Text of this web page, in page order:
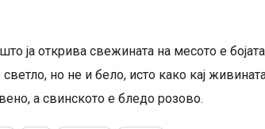
ја открива свежината на месото е
но не и бело, исто како кај
а свинското е бледо розово.